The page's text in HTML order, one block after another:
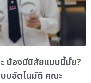
น้องมีนิสัยแบบนี้มั้ย?
บบอัตโนมัติ คณะ